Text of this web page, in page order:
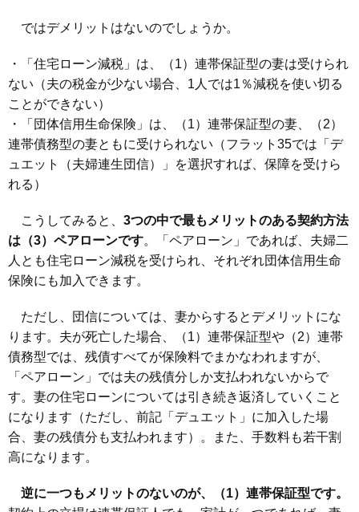
ではデメリットはないのでしょうか。
・「住宅ローン減税」は、（1）連帯保証型の妻は受けられ
ない（夫の税金が少ない場合、1人では1％減税を使い切る
ことができない）
・「団体信用生命保険」は、（1）連帯保証型の妻、（2）
連帯債務型の妻ともに受けられない（フラット35では「デ
ュエット（夫婦連生団信）」を選択すれば、保障を受けら
れる）
こうしてみると、 3つの中で最もメリットのある契約方法
は（3）ペアローンです。「ペアローン」であれば、夫婦二
人とも住宅ローン減税を受けられ、それぞれ団体信用生命
保険にも加入できます。
ただし、団信については、妻からするとデメリットにな
ります。夫が死亡した場合、（1）連帯保証型や（2）連帯
債務型では、残債すべてが保険料でまかなわれますが、
「ペアローン」では夫の残債分しか支払われないからで
す。妻の住宅ローンについては引き続き返済していくこと
になります（ただし、前記「デュエット」に加入した場
合、妻の残債分も支払われます）。また、手数料も若干割
高になります。
逆に一つもメリットのないのが、（1）連帯保証型です。